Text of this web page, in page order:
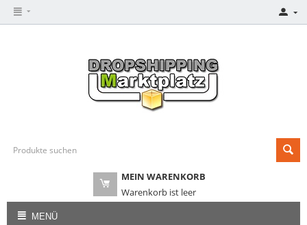
MEIN WARENKORB
Warenkorb ist leer
MENÜ